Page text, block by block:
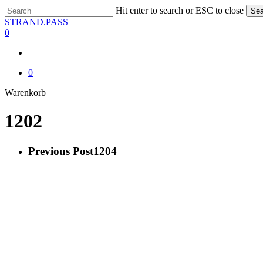
Skip
to
main
Hit enter to search or ESC to close
Close
Search
STRAND.PASS
0
0
WarenkorbClose
1202
Previous Post1204